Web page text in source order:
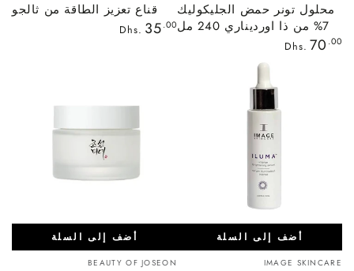
محلول تونر حمض الجليكوليك
7% من ذا اورديناري 240 مل
Dhs. 70 .00
قناع تعزيز الطاقة من ثالجو
Dhs. 35.00
بائع:
IMAGE SKINCARE
أضف إلى السلة
بائع:
BEAUTY OF JOSEON
أضف إلى السلة